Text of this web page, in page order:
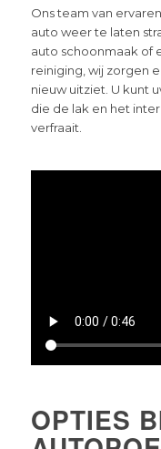
Ons team van
auto weer te laten
auto schoonmaak of
reiniging, wij zorgen
nieuw uitziet. U kunt
die de lak en het
verfraait.
OPTIES